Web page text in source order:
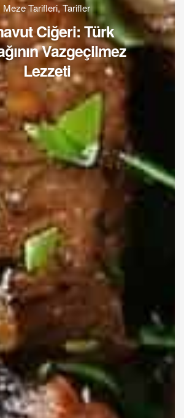
Meze Tarifleri, Tarifler
Ciğeri: Türk
Vazgeçilmez
Lezzeti